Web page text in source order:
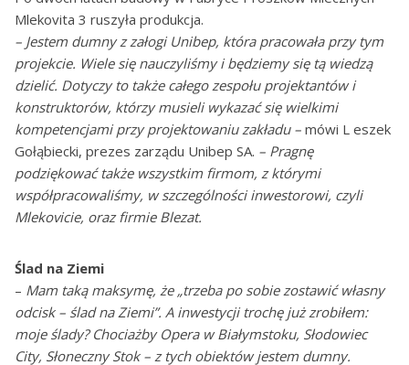
Mlekovita 3 ruszyła produkcja.
– Jestem dumny z załogi Unibep, która pracowała przy tym
projekcie. Wiele się nauczyliśmy i będziemy się tą wiedzą
dzielić. Dotyczy to także całego zespołu projektantów i
konstruktorów, którzy musieli wykazać się wielkimi
kompetencjami przy projektowaniu zakładu – mówi L eszek
Gołąbiecki, prezes zarządu Unibep SA. – Pragnę
podziękować także wszystkim firmom, z którymi
współpracowaliśmy, w szczególności inwestorowi, czyli
Mlekovicie, oraz firmie Blezat.
Ślad na Ziemi
– Mam taką maksymę, że „trzeba po sobie zostawić własny
odcisk – ślad na Ziemi”. A inwestycji trochę już zrobiłem:
moje ślady? Chociażby Opera w Białymstoku, Słodowiec
City, Słoneczny Stok – z tych obiektów jestem dumny.